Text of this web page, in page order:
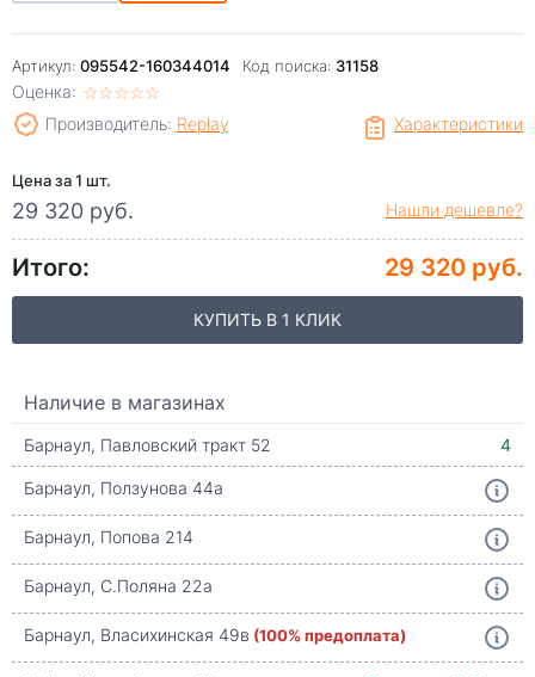
Артикул: 095542-160344014 Код поиска: 31158
Оценка: ☆☆☆☆☆
★★★★★
Характеристики
Производитель: Replay
Цена за 1 шт.
29 320 руб. Нашли дешевле?
Итого: 29 320 руб.
КУПИТЬ В 1 КЛИК
Наличие в магазинах
Барнаул, Павловский тракт 52
4
Барнаул, Ползунова 44а
Барнаул, Попова 214
Барнаул, С.Поляна 22а
Барнаул, Власихинская 49в (100% предоплата)